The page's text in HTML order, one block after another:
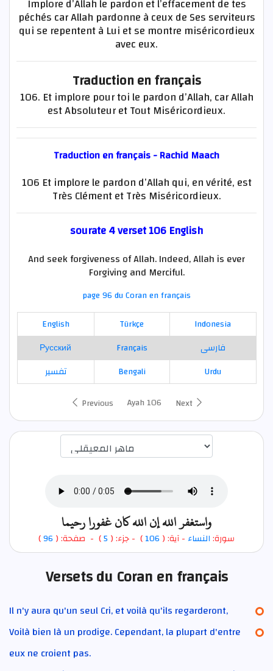
Implore d’Allah le pardon et l’effacement de tes
péchés car Allah pardonne à ceux de Ses serviteurs
qui se repentent à Lui et se montre miséricordieux
avec eux.
Traduction en français
106. Et implore pour toi le pardon d’Allah, car Allah
est Absoluteur et Tout Miséricordieux.
Traduction en français - Rachid Maach
106 Et implore le pardon d’Allah qui, en vérité, est
Très Clément et Très Miséricordieux.
sourate 4 verset 106 English
And seek forgiveness of Allah. Indeed, Allah is ever
Forgiving and Merciful.
page 96 du Coran en français
English
Türkçe
Indonesia
Русский
Français
فارسی
تفسير
Bengali
Urdu
Previous
Ayah 106 Next
واستغفر الله إن الله كان غفورا رحيما
سورة:النساء- آية: (106
) - جزء: ( 5) - صفحة: (96
)
Versets du Coran en français
Il n'y aura qu'un seul Cri, et voilà qu'ils regarderont,
Voilà bien là un prodige. Cependant, la plupart d'entre
eux ne croient pas.